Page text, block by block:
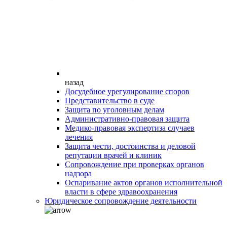
назад
Досудебное урегулирование споров
Представительство в суде
Защита по уголовным делам
Административно-правовая защита
Медико-правовая экспертиза случаев
лечения
Защита чести, достоинства и деловой
репутации врачей и клиник
Сопровождение при проверках органов
надзора
Оспаривание актов органов исполнительной
власти в сфере здравоохранения
Юридическое сопровождение деятельности